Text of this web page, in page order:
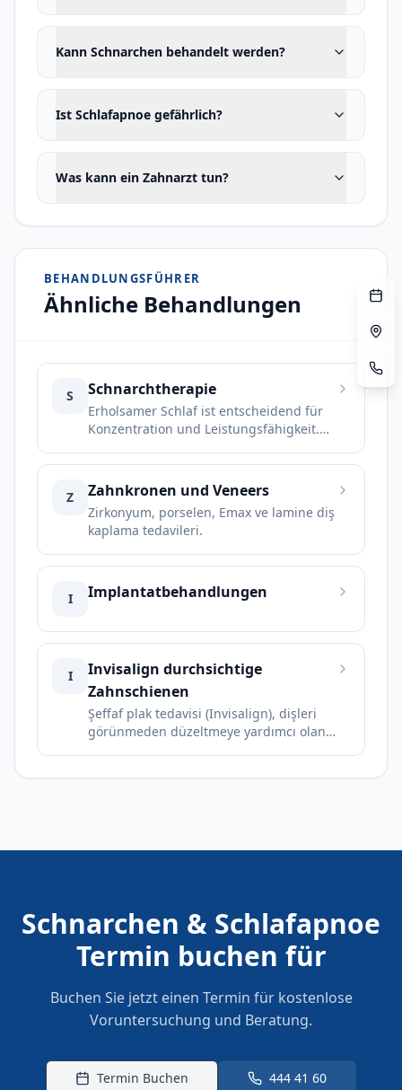
keinen chirurgischen Eingriff erfordert.
individuellen intraoralen Schienen.
Um Ihre Schlafqualität zu verbessern,
können Sie bei unseren Fachzahnärzten
Kann Schnarchen behandelt werden?
Ist Schlafapnoe gefährlich?
Was kann ein Zahnarzt tun?
BEHANDLUNGSFÜHRER
Ähnliche Behandlungen
S Schnarchtherapie
Erholsamer Schlaf ist entscheidend für
Konzentration und Leistungsfähigkeit.
Atmung im Schlaf und verbessert die
Schlafqualität. Unbehandeltes
Schnarchen kann...
Z Zahnkronen und Veneers
Zirkonyum, porselen, Emax ve lamine diş
kaplama tedavileri.
I Implantatbehandlungen
I
Invisalign durchsichtige
Zahnschienen
Şeffaf plak tedavisi (Invisalign), dişleri
görünmeden düzeltmeye yardımcı olan,
Schnarchen & Schlafapnoe
Termin buchen für
Buchen Sie jetzt einen Termin für kostenlose
Voruntersuchung und Beratung.
Termin Buchen 444 41 60